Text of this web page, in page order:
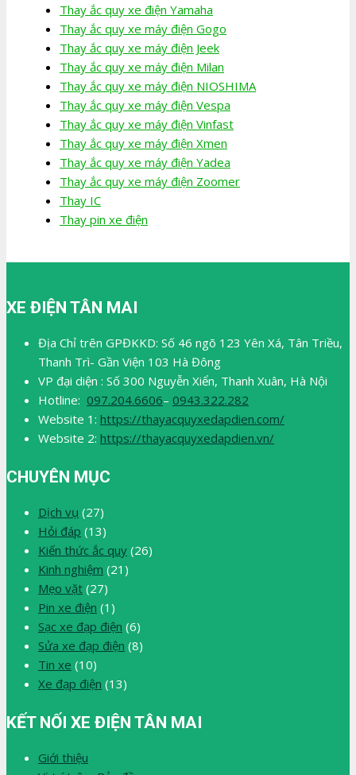
Thay ắc quy xe điện Yamaha
Thay ắc quy xe máy điện Gogo
Thay ắc quy xe máy điện Jeek
Thay ắc quy xe máy điện Milan
Thay ắc quy xe máy điện NIOSHIMA
Thay ắc quy xe máy điện Vespa
Thay ắc quy xe máy điện Vinfast
Thay ắc quy xe máy điện Xmen
Thay ắc quy xe máy điện Yadea
Thay ắc quy xe máy điện Zoomer
Thay IC
Thay pin xe điện
XE ĐIỆN TÂN MAI
Địa Chỉ trên GPĐKKD: Số 46 ngõ 123 Yên Xá, Tân Triều,
Thanh Trì- Gần Viện 103 Hà Đông
VP đại diện : Số 300 Nguyễn Xiển, Thanh Xuân, Hà Nội
Hotline: 097.204.6606– 0943.322.282
Website 1: https://thayacquyxedapdien.com/
Website 2: https://thayacquyxedapdien.vn/
CHUYÊN MỤC
Dịch vụ (27)
Hỏi đáp (13)
Kiến thức ắc quy (26)
Kinh nghiệm (21)
Mẹo vặt (27)
Pin xe điện (1)
Sạc xe đạp điện (6)
Sửa xe đạp điện (8)
Tin xe (10)
Xe đạp điện (13)
KẾT NỐI XE ĐIỆN TÂN MAI
Giới thiệu